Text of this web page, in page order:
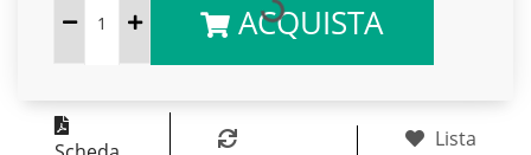
ACQUISTA
Lista